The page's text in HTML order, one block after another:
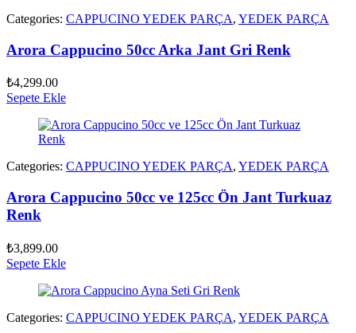
Categories: CAPPUCINO YEDEK PARÇA, YEDEK PARÇA
Arora Cappucino 50cc Arka Jant Gri Renk
₺4,299.00
Sepete Ekle
Categories: CAPPUCINO YEDEK PARÇA, YEDEK PARÇA
Arora Cappucino 50cc ve 125cc Ön Jant Turkuaz
Renk
₺3,899.00
Sepete Ekle
Categories: CAPPUCINO YEDEK PARÇA, YEDEK PARÇA